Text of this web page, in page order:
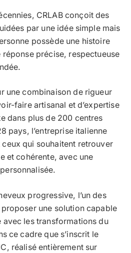
CRLAB conçoit des
par une idée simple mais
possède une histoire
réponse précise, respectueuse
une combinaison de rigueur
faire artisanal et d’expertise
dans plus de 200 centres
pays, l’entreprise italienne
qui souhaitent retrouver
et cohérente, avec une
progressive, l’un des
une solution capable
avec les transformations du
ce cadre que s’inscrit le
réalisé entièrement sur